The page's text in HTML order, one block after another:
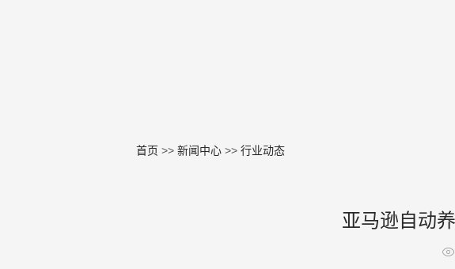
首页 >> 新闻中心 >> 行业动态
亚马逊自动